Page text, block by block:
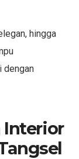
hingga
dengan
Interior